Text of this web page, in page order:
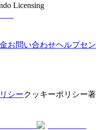
Licensing
お問い合わせヘルプセン
シークッキーポリシー著